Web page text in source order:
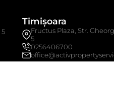
Timișoara
Fructus Plaza, Str.
5
0256406700